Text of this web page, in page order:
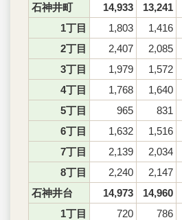
石神井町
14,933 13,241
1丁目
1,803 1,416
2丁目
2,407 2,085
3丁目
1,979 1,572
4丁目
1,768 1,640
5丁目
965 831
6丁目
1,632 1,516
7丁目
2,139 2,034
8丁目
2,240 2,147
石神井台
14,973 14,960
1丁目
720 786